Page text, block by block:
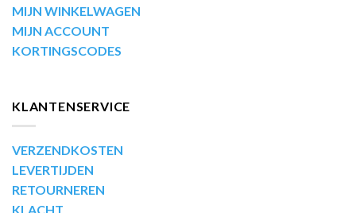
MIJN WINKELWAGEN
MIJN ACCOUNT
KORTINGSCODES
KLANTENSERVICE
VERZENDKOSTEN
LEVERTIJDEN
RETOURNEREN
KLACHT